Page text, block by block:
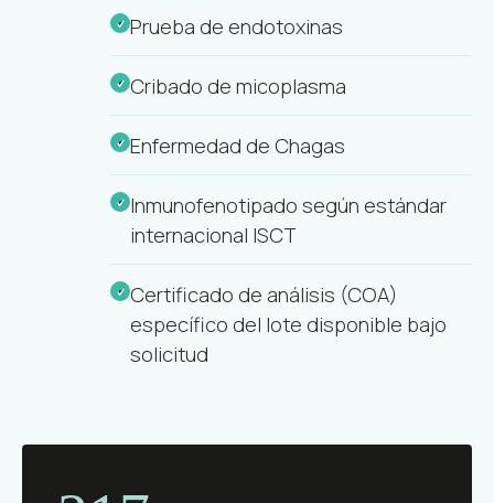
Prueba de endotoxinas
Cribado de micoplasma
Enfermedad de Chagas
Inmunofenotipado según estándar
internacional ISCT
Certificado de análisis (COA)
específico del lote disponible bajo
solicitud